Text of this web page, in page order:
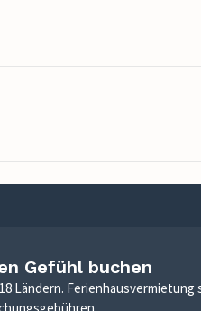
Gefühl buchen
Ländern. Ferienhausvermietung